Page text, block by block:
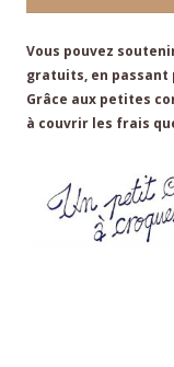
Vous pouvez
gratuits, en passant
Grâce aux petites
à couvrir les frais